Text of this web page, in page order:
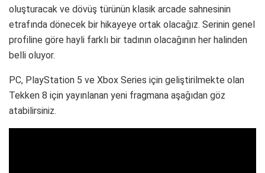
oluşturacak ve dövüş türünün klasik arcade sahnesinin
etrafında dönecek bir hikayeye ortak olacağız. Serinin genel
profiline göre hayli farklı bir tadının olacağının her halinden
belli oluyor.
PC, PlayStation 5 ve Xbox Series için geliştirilmekte olan
Tekken 8 için yayınlanan yeni fragmana aşağıdan göz
atabilirsiniz.